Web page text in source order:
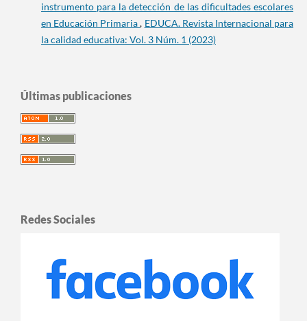
instrumento para la detección de las dificultades escolares
en Educación Primaria, EDUCA. Revista Internacional para
la calidad educativa: Vol. 3 Núm. 1 (2023)
Últimas publicaciones
Redes Sociales